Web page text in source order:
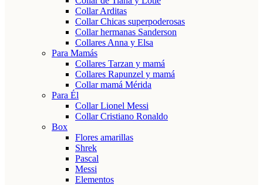
Collar Arditas
Collar Chicas superpoderosas
Collar hermanas Sanderson
Collares Anna y Elsa
Para Mamás
Collares Tarzan y mamá
Collares Rapunzel y mamá
Collar mamá Mérida
Para Él
Collar Lionel Messi
Collar Cristiano Ronaldo
Box
Flores amarillas
Shrek
Pascal
Messi
Elementos